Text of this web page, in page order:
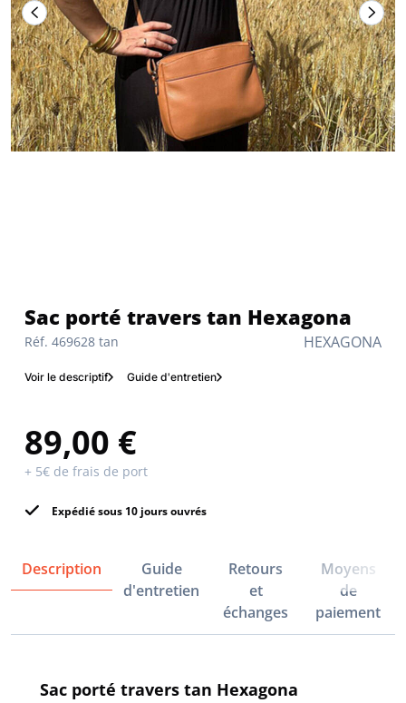
HEXAGONA
Réf. 469628 tan
Sac porté travers tan Hexagona
Voir le descriptif Guide d'entretien
89,00 €
+ 5€ de frais de port
Expédié sous 10 jours ouvrés
Description
Guide
d'entretien
Retours
et
échanges
Moyens
de
paiement
Sac porté travers tan Hexagona